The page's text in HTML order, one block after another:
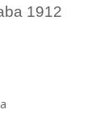
1912